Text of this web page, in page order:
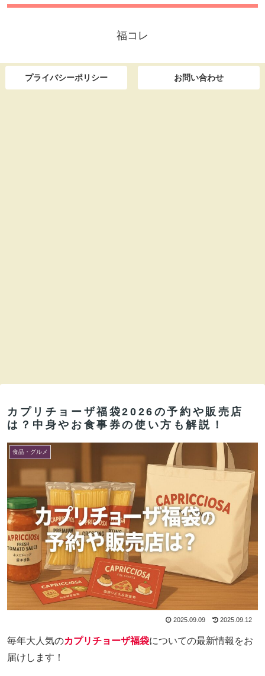
福コレ
プライバシーポリシー お問い合わせ
カプリチョーザ福袋2026の予約や販売店
は？中身やお食事券の使い方も解説！
食品・グルメ
2025.09.09 2025.09.12
毎年大人気のカプリチョーザ福袋についての最新情報をお
届けします！